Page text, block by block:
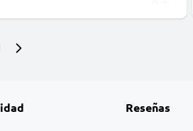
Reseñas